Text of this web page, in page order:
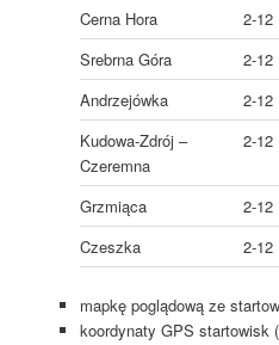
Cerna Hora
2-12
Srebrna Góra
2-12
Andrzejówka
2-12
Kudowa-Zdrój –
Czeremna
2-12
Grzmiąca 2-12
Czeszka
2-12
mapkę poglądową ze
koordynaty GPS startowisk